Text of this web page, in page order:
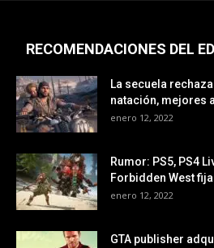
RECOMENDACIONES DEL
La secuela
natación, mejores
enero 12, 2022
Rumor: PS5, PS4
Forbidden West
enero 12, 2022
GTA publisher